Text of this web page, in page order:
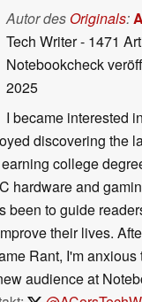
Autor des Originals:
Tech Writer- 1471
Notebookcheck
2025
I became interested
discovering the
college
hardware and
been to guide
their lives.
Rant, I'm anxious
audience at